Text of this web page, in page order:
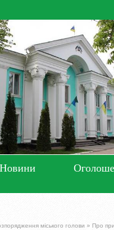
Новини
міського голови » Про